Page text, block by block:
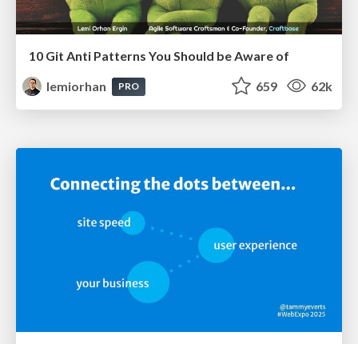
10 Git Anti Patterns You Should be Aware of
lemiorhan
PRO 659 62k